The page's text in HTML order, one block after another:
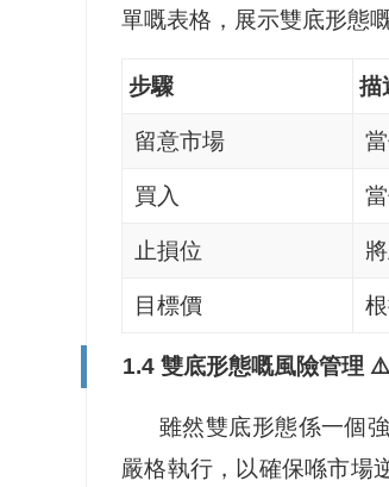
單嘅表格，展示雙底形態
步驟 描
留意市場
買入
止損位
目標價
1.4 雙底形態嘅風險管理
雖然雙底形態係一個
嚴格執行，以確保喺市場